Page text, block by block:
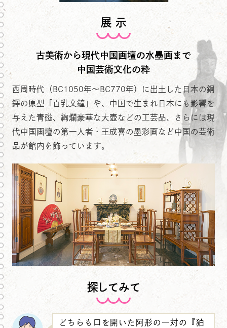
展 示
古美術から現代中国画壇の水墨画まで
中国芸術文化の粋
西周時代（BC1050年～BC770年）に出土した日本の銅
鐸の原型「百乳文鐘」や、中国で生まれ日本にも影響を
与えた青磁、絢爛豪華な大壺などの工芸品、さらには現
代中国画壇の第一人者・王成喜の墨彩画など中国の芸術
品が館内を飾っています。
探してみて
どちらも口を開いた阿形の一対の『狛